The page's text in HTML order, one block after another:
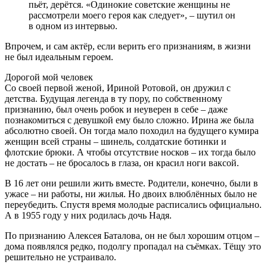
пьёт, дерётся. «Одинокие советские женщины не
рассмотрели моего героя как следует», – шутил он
в одном из интервью.
Впрочем, и сам актёр, если верить его признаниям, в жизни
не был идеальным героем.
Дорогой мой человек
Со своей первой женой, Ириной Ротовой, он дружил с
детства. Будущая легенда в ту пору, по собственному
признанию, был очень робок и неуверен в себе – даже
познакомиться с девушкой ему было сложно. Ирина же была
абсолютно своей. Он тогда мало походил на будущего кумира
женщин всей страны – шинель, солдатские ботинки и
флотские брюки. А чтобы отсутствие носков – их тогда было
не достать – не бросалось в глаза, он красил ноги ваксой.
В 16 лет они решили жить вместе. Родители, конечно, были в
ужасе – ни работы, ни жилья. Но двоих влюблённых было не
переубедить. Спустя время молодые расписались официально.
А в 1955 году у них родилась дочь Надя.
По признанию Алексея Баталова, он не был хорошим отцом –
дома появлялся редко, подолгу пропадал на съёмках. Тёщу это
решительно не устраивало.